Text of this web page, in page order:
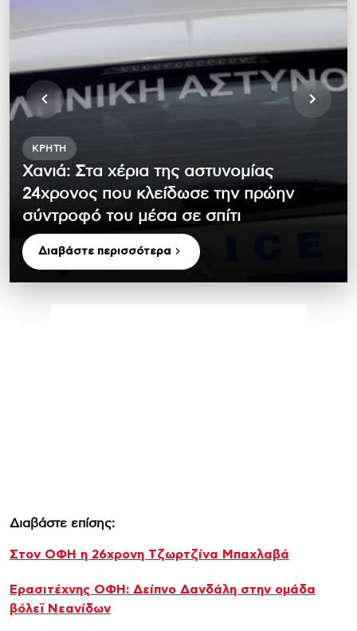
ΚΡΉΤΗ
Χανιά: Στα χέρια της αστυνομίας
24χρονος που κλείδωσε την πρώην
σύντροφό του μέσα σε σπίτι
Διαβάστε περισσότερα
Διαβάστε επίσης:
Στον ΟΦΗ η 26χρονη Τζωρτζίνα Μπαχλαβά
Ερασιτέχνης ΟΦΗ: Δείπνο Δανδάλη στην ομάδα
βόλεϊ Νεανίδων